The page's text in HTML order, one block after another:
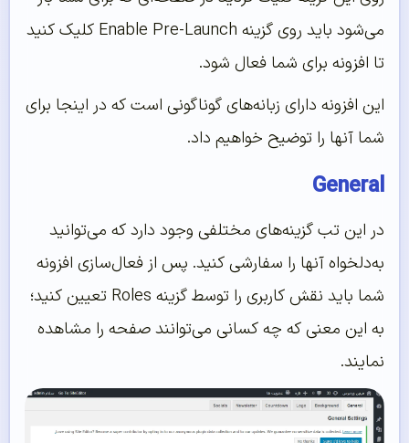
می‌شود باید روی گزینه Enable Pre-Launch کلیک کنید
تا افزونه برای شما فعال شود.
این افزونه دارای زبانه‌های گوناگونی است که در اینجا برای
شما آنها را توضیح خواهیم داد.
General
در این تب گزینه‌های مختلفی وجود دارد که می‌توانید
به‌دلخواه آنها را سفارشی کنید. پس از فعال‌سازی افزونه
شما باید نقش کاربری را توسط گزینه Roles تعیین کنید؛
به این معنی که چه کسانی می‌توانند صفحه را مشاهده
نمایند.